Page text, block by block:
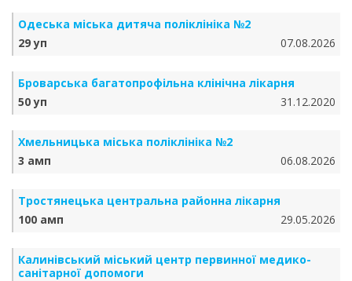
Одеська міська дитяча поліклініка №2
29 уп
07.08.2026
Броварська багатопрофільна клінічна лікарня
50 уп
31.12.2020
Хмельницька міська поліклініка №2
3 амп
06.08.2026
Тростянецька центральна районна лікарня
100 амп
29.05.2026
Калинівський міський центр первинної медико-
санітарної допомоги